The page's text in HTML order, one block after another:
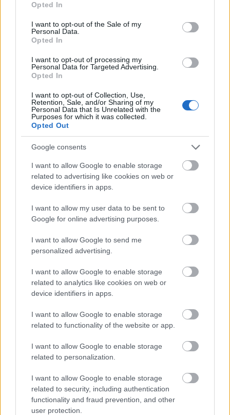
use your data for below specified purposes in below Google
consent section.
Opted In
I want to opt-out of the Sale of my
Personal Data.
Opted In
I want to opt-out of processing my
Personal Data for Targeted Advertising.
Opted In
I want to opt-out of Collection, Use,
Retention, Sale, and/or Sharing of my
Personal Data that Is Unrelated with the
Purposes for which it was collected.
Opted Out
Google consents
I want to allow Google to enable storage
related to advertising like cookies on web or
device identifiers in apps.
I want to allow my user data to be sent to
Google for online advertising purposes.
I want to allow Google to send me
personalized advertising.
I want to allow Google to enable storage
related to analytics like cookies on web or
device identifiers in apps.
I want to allow Google to enable storage
related to functionality of the website or app.
I want to allow Google to enable storage
related to personalization.
I want to allow Google to enable storage
related to security, including authentication
functionality and fraud prevention, and other
user protection.
Város-Teampannon Kereskedelmi és Szolgáltató Kft.
parkfelújítás
Újragondolják Lipótváros rejtett, zöld parkját
Indulhat a Honvéd tér megújításának tervezése, ahol a
klímatudatos gondolkodás és a helyi identitás erősítése kerül a
középpontba.
Történelmi táj, amelynek minden köve
mesél – megújul a tatai Angolkert
Bicske Kelet csomópont építése
Új gyalogosátkelők és jelzőlámpás